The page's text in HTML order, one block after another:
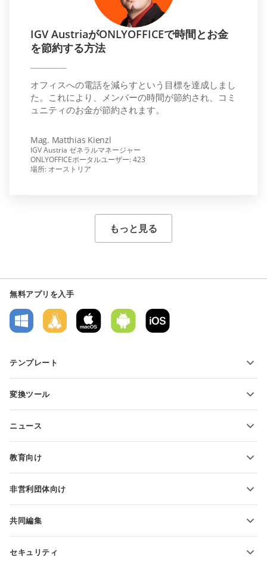
IGV AustriaがONLYOFFICEで時間とお金
を節約する方法
オフィスへの電話を減らすという目標を達成しまし
た。これにより、メンバーの時間が節約され、コミ
ュニティのお金が節約されます。
Mag. Matthias Kienzl
IGV Austria ゼネラルマネージャー
ONLYOFFICEポータルユーザー: 423
場所: オーストリア
もっと見る
無料アプリを入手
テンプレート
テキスト文書テンプレート
変換ツール
スプレッドシートの変換
PDFの変換
ニュース
教育向け
教育関係者向け
非営利団体向け
無料アカウントをリクエスト
共同編集
翻訳者向け
セキュリティ